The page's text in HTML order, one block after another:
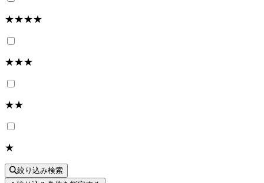
★★★★
★★★
★★
★
絞り込み検索